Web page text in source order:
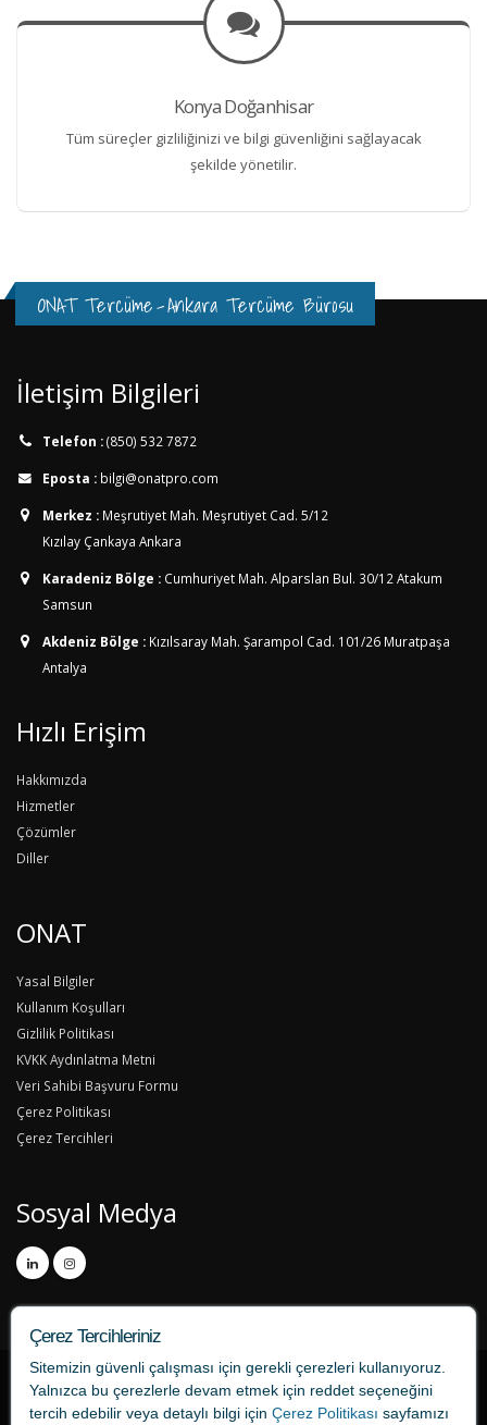
Konya Doğanhisar
Tüm süreçler gizliliğinizi ve bilgi güvenliğini sağlayacak
şekilde yönetilir.
ONAT Tercüme-Ankara Tercüme Bürosu
İletişim Bilgileri
Telefon :(850) 532 7872
Eposta : bilgi@onatpro.com
Merkez : Meşrutiyet Mah. Meşrutiyet Cad. 5/12
Kızılay Çankaya Ankara
Karadeniz Bölge : Cumhuriyet Mah. Alparslan Bul. 30/12 Atakum
Samsun
Akdeniz Bölge : Kızılsaray Mah. Şarampol Cad. 101/26 Muratpaşa
Antalya
Hızlı Erişim
Hakkımızda
Hizmetler
Çözümler
Diller
ONAT
Yasal Bilgiler
Kullanım Koşulları
Gizlilik Politikası
KVKK Aydınlatma Metni
Veri Sahibi Başvuru Formu
Çerez Politikası
Çerez Tercihleri
Sosyal Medya
Çerez Tercihleriniz
Sitemizin güvenli çalışması için gerekli çerezleri kullanıyoruz.
Yalnızca bu çerezlerle devam etmek için reddet seçeneğini
tercih edebilir veya detaylı bilgi için Çerez Politikası sayfamızı